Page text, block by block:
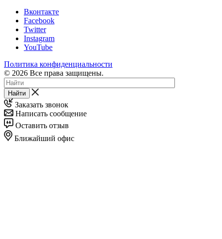
Вконтакте
Facebook
Twitter
Instagram
YouTube
Политика конфиденциальности
© 2026 Все права защищены.
Найти
Заказать звонок
Написать сообщение
Оставить отзыв
Ближайший офис